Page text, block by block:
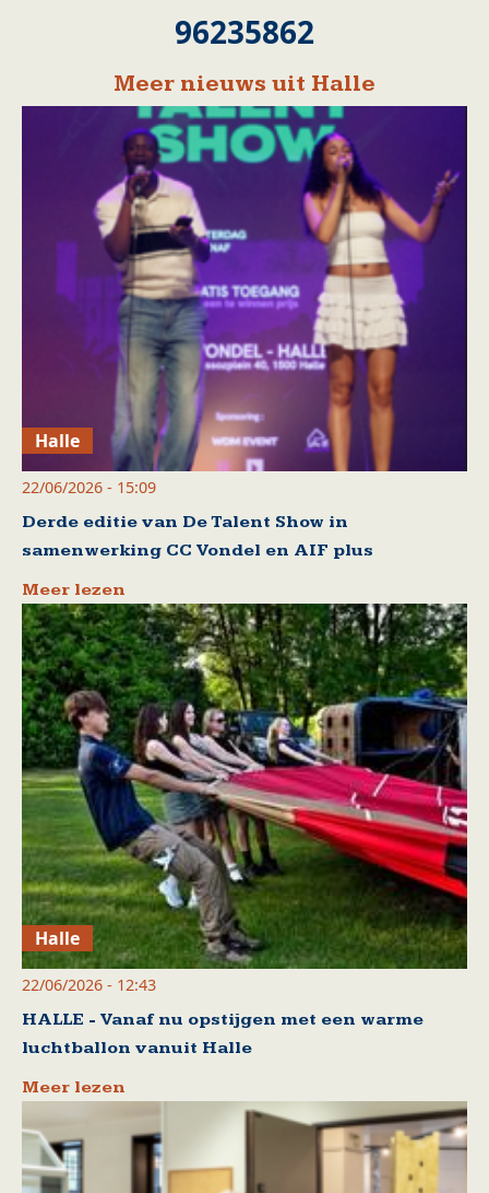
96235862
Meer nieuws uit Halle
Halle
22/06/2026 - 15:09
Derde editie van De Talent Show in
samenwerking CC Vondel en AIF plus
Meer lezen
Halle
22/06/2026 - 12:43
HALLE - Vanaf nu opstijgen met een warme
luchtballon vanuit Halle
Meer lezen